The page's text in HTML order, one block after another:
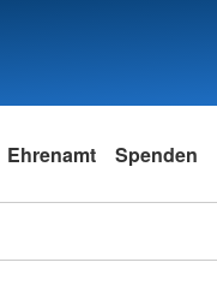
Ehrenamt Spenden